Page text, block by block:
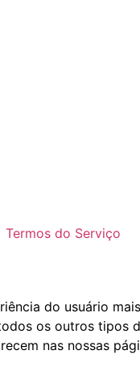
Termos do Serviço
do usuário
os outros tipos
nas nossas